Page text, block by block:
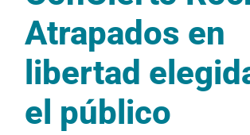
Atrapados en
libertad
el público